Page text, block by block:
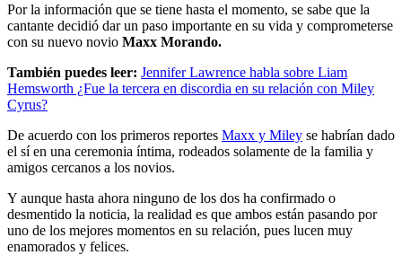
Por la información que se tiene hasta el momento, se sabe que la
cantante decidió dar un paso importante en su vida y comprometerse
con su nuevo novio Maxx Morando.
También puedes leer: Jennifer Lawrence habla sobre Liam
Hemsworth ¿Fue la tercera en discordia en su relación con Miley
Cyrus?
De acuerdo con los primeros reportes Maxx y Miley se habrían dado
el sí en una ceremonia íntima, rodeados solamente de la familia y
amigos cercanos a los novios.
Y aunque hasta ahora ninguno de los dos ha confirmado o
desmentido la noticia, la realidad es que ambos están pasando por
uno de los mejores momentos en su relación, pues lucen muy
enamorados y felices.